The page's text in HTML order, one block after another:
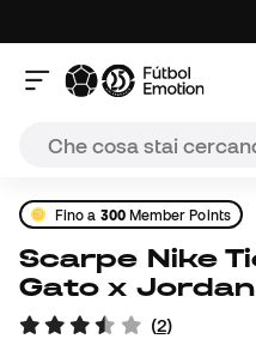
Fino a 300Member Points
Scarpe Nike Tiempo Street
Gato x Jordan
(2)